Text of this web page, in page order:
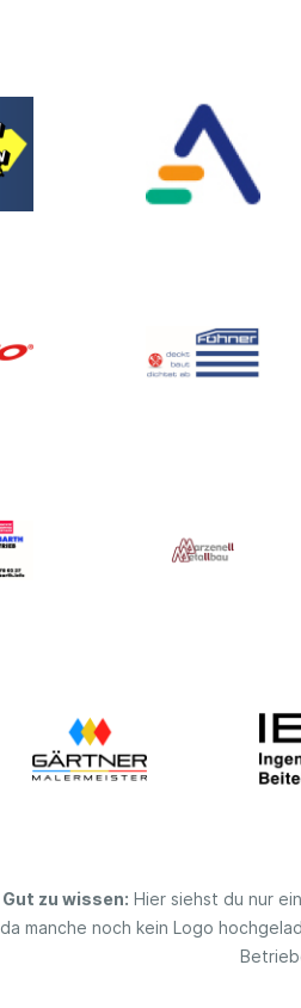
Gut zu wissen: Hier siehst du nur
da manche noch kein Logo